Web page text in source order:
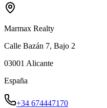
Marmax Realty
Calle Bazán 7, Bajo 2
03001 Alicante
España
+34 674447170